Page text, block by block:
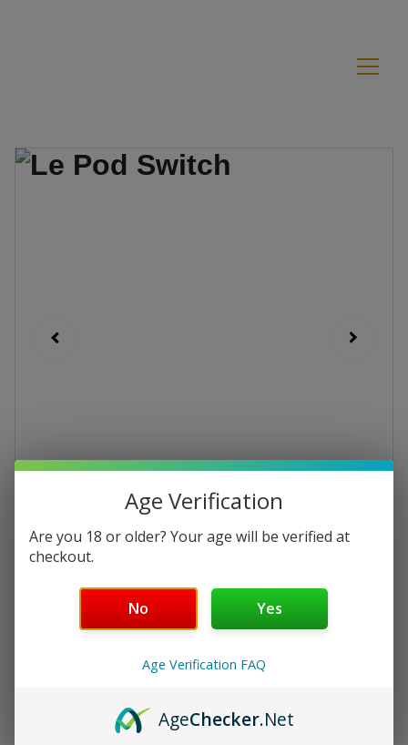
hors norme qui promet une expérience ultra-savoureuse.
Age Verification
Are you 18 or older? Your age will be verified at
checkout.
No Yes
Age Verification FAQ
AgeChecker.Net